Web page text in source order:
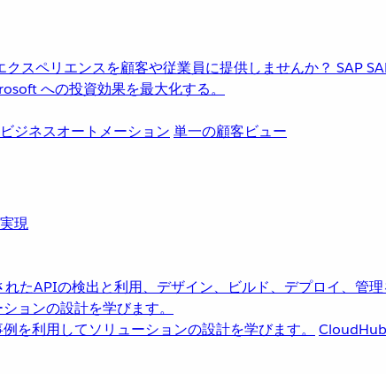
スペリエンスを顧客や従業員に提供しませんか？ SAP
への投資効果を最大化する。
ビジネスオートメーション 単一の顧客ビュー
現
たAPIの検出と利用、デザイン、ビルド、デプロイ、管理
ョンの設計を学びます。
を利用してソリューションの設計を学びます。 CloudHub